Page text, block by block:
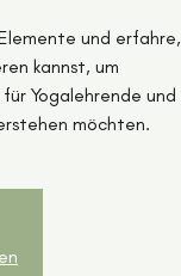
und erfahre,
kannst, um
Yogalehrende und
möchten.